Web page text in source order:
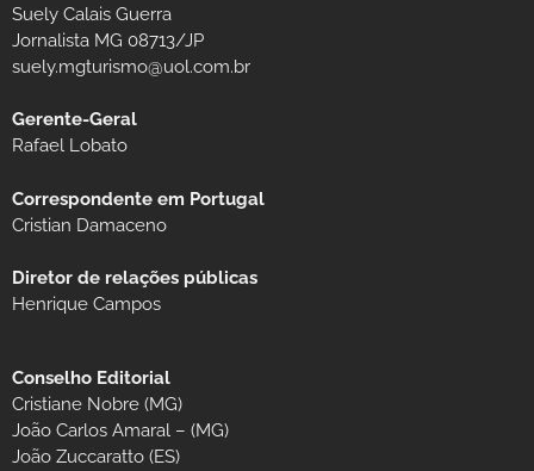
Suely Calais Guerra
Jornalista MG 08713/JP
suely.mgturismo@uol.com.br
Gerente-Geral
Rafael Lobato
Correspondente em Portugal
Cristian Damaceno
Diretor de relações públicas
Henrique Campos
Conselho Editorial
Cristiane Nobre (MG)
João Carlos Amaral – (MG)
João Zuccaratto (ES)